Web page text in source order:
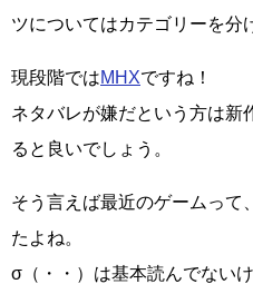
ツについてはカテゴリーを分
現段階ではMHXですね！
ネタバレが嫌だという方は新
ると良いでしょう。
そう言えば最近のゲームって
たよね。
σ（・・）は基本読んでない